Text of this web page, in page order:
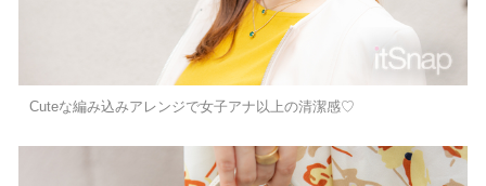
Cuteな編み込みアレンジで女子アナ以上の清潔感♡